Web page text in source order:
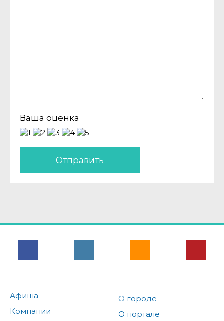
Ваша оценка
Отправить
Афиша
Компании
О городе
О портале